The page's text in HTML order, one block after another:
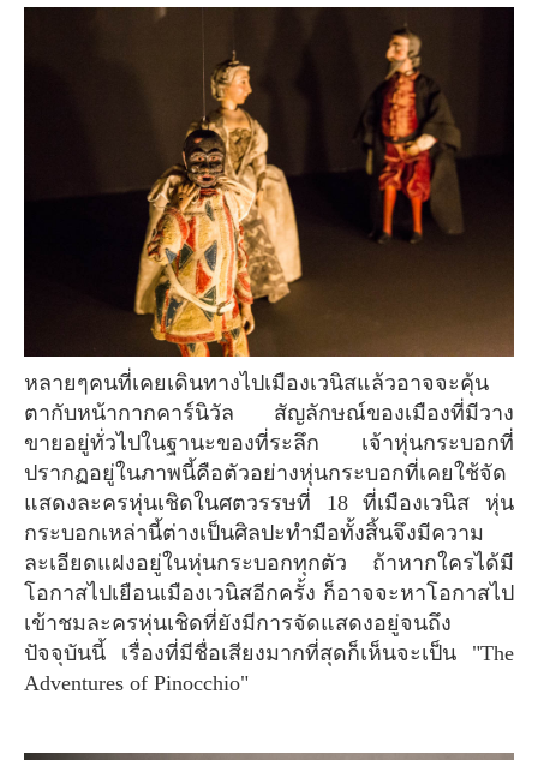
หลายๆคนที่เคยเดินทางไปเมืองเวนิสแล้วอาจจะคุ้น
ตากับหน้ากากคาร์นิวัล สัญลักษณ์ของเมืองที่มีวาง
ขายอยู่ทั่วไปในฐานะของที่ระลึก เจ้าหุ่นกระบอกที่
ปรากฏอยู่ในภาพนี้คือตัวอย่างหุ่นกระบอกที่เคยใช้จัด
แสดงละครหุ่นเชิดในศตวรรษที่ 18 ที่เมืองเวนิส หุ่น
กระบอกเหล่านี้ต่างเป็นศิลปะทำมือทั้งสิ้นจึงมีความ
ละเอียดแฝงอยู่ในหุ่นกระบอกทุกตัว ถ้าหากใครได้มี
โอกาสไปเยือนเมืองเวนิสอีกครั้ง ก็อาจจะหาโอกาสไป
เข้าชมละครหุ่นเชิดที่ยังมีการจัดแสดงอยู่จนถึง
ปัจจุบันนี้ เรื่องที่มีชื่อเสียงมากที่สุดก็เห็นจะเป็น "The
Adventures of Pinocchio"